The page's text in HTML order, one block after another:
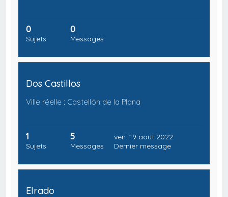
0
Sujets
0
Messages
Dos Castillos
Ville réelle : Castellón de la Plana
1
Sujets
5
Messages
ven. 19 août 2022
Dernier message
Elrado